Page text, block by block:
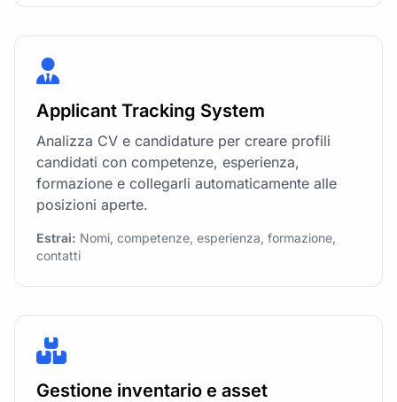
Applicant Tracking System
Analizza CV e candidature per creare profili
candidati con competenze, esperienza,
formazione e collegarli automaticamente alle
posizioni aperte.
Estrai: Nomi, competenze, esperienza, formazione,
contatti
Gestione inventario e asset